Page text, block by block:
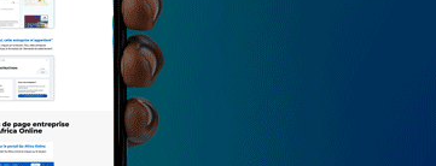
ce vendredi 24 avril ...
de Kohé et Dévégo